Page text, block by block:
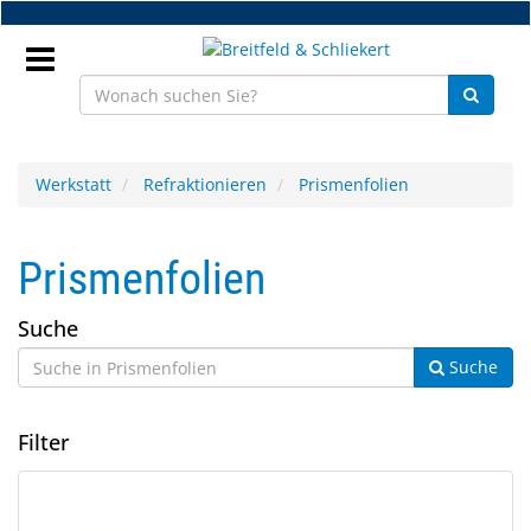
Zum
Hauptinhalt
springen
NEU
Brillenteile
Handelsware
Werkstatt Refraktionieren Prismenfolien
Prismenfolien
Suche
Suche
Filter